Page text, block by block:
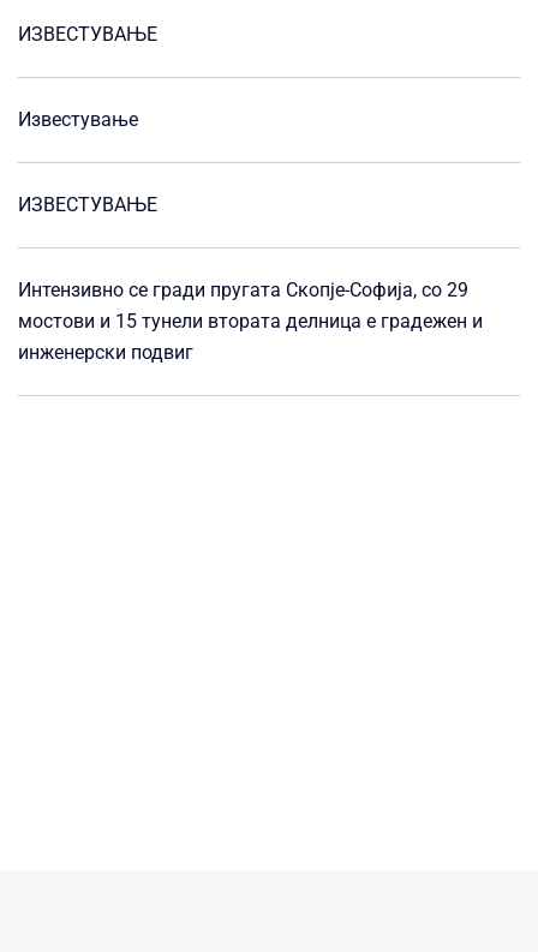
ИЗВЕСТУВАЊЕ
Известување
ИЗВЕСТУВАЊЕ
Интензивно се гради пругата Скопје-Софија, со 29
мостови и 15 тунели втората делница е градежен и
инженерски подвиг